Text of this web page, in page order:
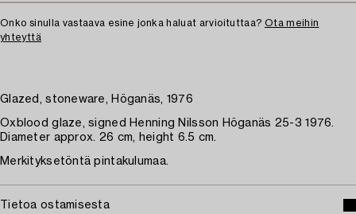
Onko sinulla vastaava esine jonka haluat arvioituttaa? Ota meihin
yhteyttä
Glazed, stoneware, Höganäs, 1976
Oxblood glaze, signed Henning Nilsson Höganäs 25-3 1976.
Diameter approx. 26 cm, height 6.5 cm.
Merkityksetöntä pintakulumaa.
Tietoa ostamisesta